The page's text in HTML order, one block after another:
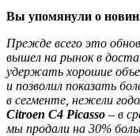
Вы упомянули о
Прежде всего это
вышел на рынок в
удержать хорошие
и позволил показать
в сегменте, нежели
Citroen C4 Picasso – в
мы продали на 30%